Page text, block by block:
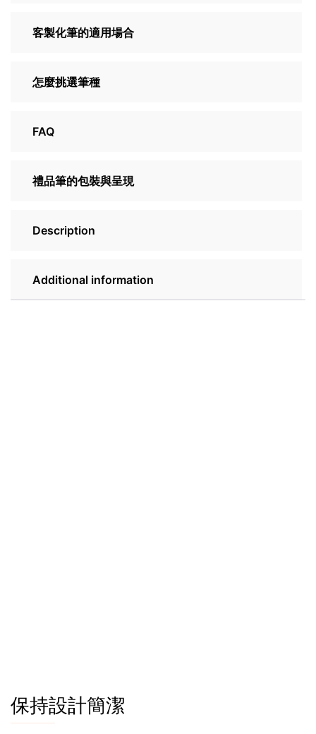
客製化筆的適用場合
怎麼挑選筆種
FAQ
禮品筆的包裝與呈現
Description
Additional information
保持設計簡潔